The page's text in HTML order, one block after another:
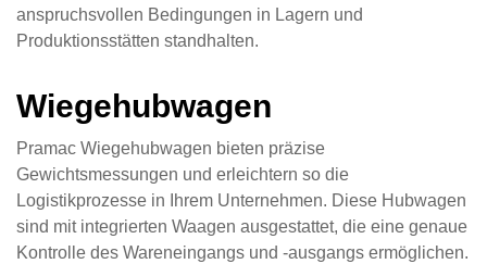
anspruchsvollen Bedingungen in Lagern und
Produktionsstätten standhalten.
Wiegehubwagen
Pramac Wiegehubwagen bieten präzise
Gewichtsmessungen und erleichtern so die
Logistikprozesse in Ihrem Unternehmen. Diese Hubwagen
sind mit integrierten Waagen ausgestattet, die eine genaue
Kontrolle des Wareneingangs und -ausgangs ermöglichen.